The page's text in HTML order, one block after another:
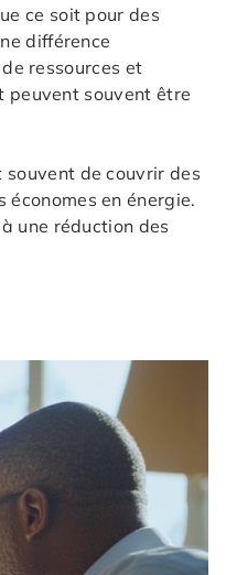
ce soit pour des
différence
ressources et
peuvent souvent être
de couvrir des
économes en énergie.
une réduction des